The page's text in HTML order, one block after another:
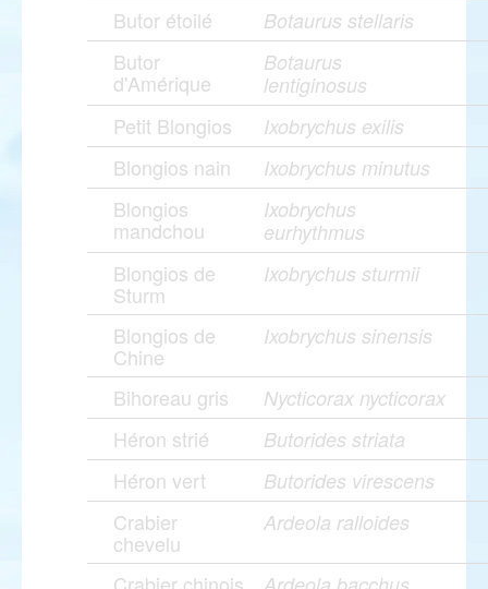
Butor étoilé Botaurus stellaris
Butor
d'Amérique
Botaurus
lentiginosus
Petit Blongios Ixobrychus exilis
Blongios nain Ixobrychus minutus
Blongios
mandchou
Ixobrychus
eurhythmus
Blongios de
Sturm
Ixobrychus sturmii
Blongios de
Chine
Ixobrychus sinensis
Bihoreau gris Nycticorax nycticorax
Héron strié Butorides striata
Héron vert Butorides virescens
Crabier
chevelu
Ardeola ralloides